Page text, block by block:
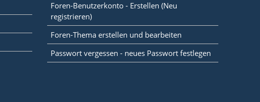
Foren-Benutzerkonto - Erstellen (Neu
registrieren)
Foren-Thema erstellen und bearbeiten
Passwort vergessen - neues Passwort festlegen